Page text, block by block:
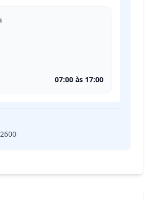
07:00 às 17:00